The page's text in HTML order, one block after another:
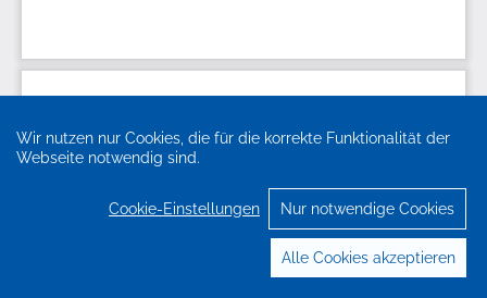
Wir nutzen nur Cookies, die für die korrekte Funktionalität der
Webseite notwendig sind.
Cookie-Einstellungen Nur notwendige Cookies
Alle Cookies akzeptieren